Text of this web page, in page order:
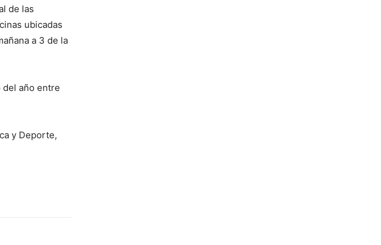
de las
ubicadas
a 3 de la
año entre
y Deporte,